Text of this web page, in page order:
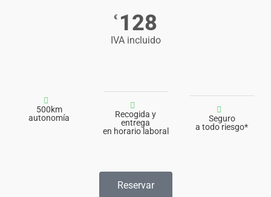
€ 128
IVA incluido
500km
autonomía
Recogida y
entrega
en horario laboral
Seguro
a todo riesgo*
Reservar